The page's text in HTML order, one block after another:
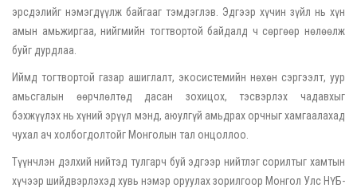
эрсдэлийг нэмэгдүүлж байгааг тэмдэглэв. Эдгээр хүчин зүйл нь хүн
амын амьжиргаа, нийгмийн тогтвортой байдалд ч сөргөөр нөлөөлж
буйг дурдлаа.
Иймд тогтвортой газар ашиглалт, экосистемийн нөхөн сэргээлт, уур
амьсгалын өөрчлөлтөд дасан зохицох, тэсвэрлэх чадавхыг
бэхжүүлэх нь хүний эрүүл мэнд, аюулгүй амьдрах орчныг хамгаалахад
чухал ач холбогдолтойг Монголын тал онцоллоо.
Түүнчлэн дэлхий нийтэд тулгарч буй эдгээр нийтлэг сорилтыг хамтын
хүчээр шийдвэрлэхэд хувь нэмэр оруулах зорилгоор Монгол Улс НҮБ-